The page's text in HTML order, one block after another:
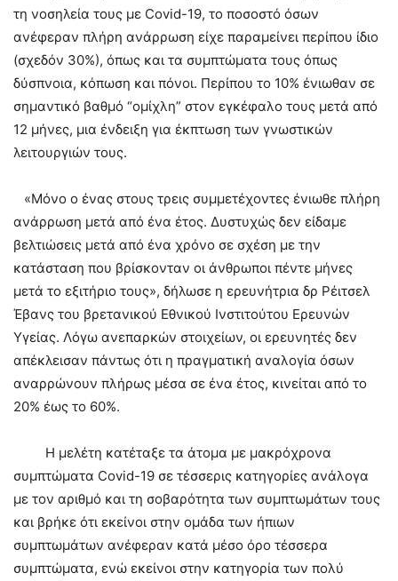
τη νοσηλεία τους με Covid-19, το ποσοστό όσων
ανέφεραν πλήρη ανάρρωση είχε παραμείνει περίπου ίδιο
(σχεδόν 30%), όπως και τα συμπτώματα τους όπως
δύσπνοια, κόπωση και πόνοι. Περίπου το 10% ένιωθαν σε
σημαντικό βαθμό “ομίχλη” στον εγκέφαλο τους μετά από
12 μήνες, μια ένδειξη για έκπτωση των γνωστικών
λειτουργιών τους.
«Μόνο ο ένας στους τρεις συμμετέχοντες ένιωθε πλήρη
ανάρρωση μετά από ένα έτος. Δυστυχώς δεν είδαμε
βελτιώσεις μετά από ένα χρόνο σε σχέση με την
κατάσταση που βρίσκονταν οι άνθρωποι πέντε μήνες
μετά το εξιτήριο τους», δήλωσε η ερευνήτρια δρ Ρέιτσελ
Έβανς του βρετανικού Εθνικού Ινστιτούτου Ερευνών
Υγείας. Λόγω ανεπαρκών στοιχείων, οι ερευνητές δεν
απέκλεισαν πάντως ότι η πραγματική αναλογία όσων
αναρρώνουν πλήρως μέσα σε ένα έτος, κινείται από το
20% έως το 60%.
Η μελέτη κατέταξε τα άτομα με μακρόχρονα
συμπτώματα Covid-19 σε τέσσερις κατηγορίες ανάλογα
με τον αριθμό και τη σοβαρότητα των συμπτωμάτων τους
και βρήκε ότι εκείνοι στην ομάδα των ήπιων
συμπτωμάτων ανέφεραν κατά μέσο όρο τέσσερα
συμπτώματα, ενώ εκείνοι στην κατηγορία των πολύ